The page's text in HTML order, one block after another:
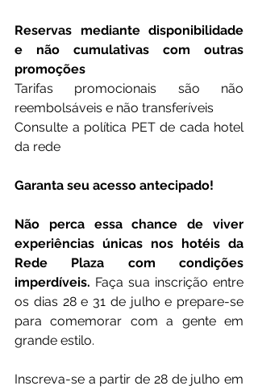
Reservas mediante disponibilidade
e não cumulativas com outras
promoções
Tarifas promocionais são não
reembolsáveis e não transferíveis
Consulte a política PET de cada hotel
da rede
Garanta seu acesso antecipado!
Não perca essa chance de viver
experiências únicas nos hotéis da
Rede Plaza com condições
imperdíveis. Faça sua inscrição entre
os dias 28 e 31 de julho e prepare-se
para comemorar com a gente em
grande estilo.